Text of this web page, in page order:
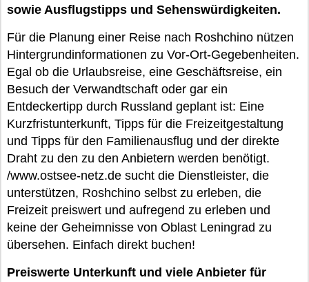
sowie Ausflugstipps und Sehenswürdigkeiten.
Für die Planung einer Reise nach Roshchino nützen
Hintergrundinformationen zu Vor-Ort-Gegebenheiten.
Egal ob die Urlaubsreise, eine Geschäftsreise, ein
Besuch der Verwandtschaft oder gar ein
Entdeckertipp durch Russland geplant ist: Eine
Kurzfristunterkunft, Tipps für die Freizeitgestaltung
und Tipps für den Familienausflug und der direkte
Draht zu den zu den Anbietern werden benötigt.
/www.ostsee-netz.de sucht die Dienstleister, die
unterstützen, Roshchino selbst zu erleben, die
Freizeit preiswert und aufregend zu erleben und
keine der Geheimnisse von Oblast Leningrad zu
übersehen. Einfach direkt buchen!
Preiswerte Unterkunft und viele Anbieter für